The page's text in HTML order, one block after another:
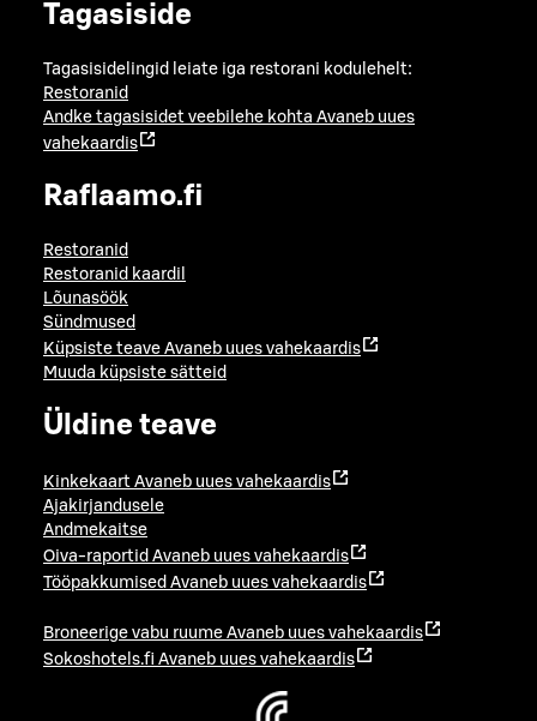
Tagasiside
Tagasisidelingid leiate iga restorani kodulehelt:
Restoranid
Andke tagasisidet veebilehe kohta Avaneb uues
vahekaardis
Raflaamo.fi
Restoranid
Restoranid kaardil
Lõunasöök
Sündmused
Küpsiste teave Avaneb uues vahekaardis
Muuda küpsiste sätteid
Üldine teave
Kinkekaart Avaneb uues vahekaardis
Ajakirjandusele
Andmekaitse
Oiva-raportid Avaneb uues vahekaardis
Tööpakkumised Avaneb uues vahekaardis
Broneerige vabu ruume Avaneb uues vahekaardis
Sokoshotels.fi Avaneb uues vahekaardis